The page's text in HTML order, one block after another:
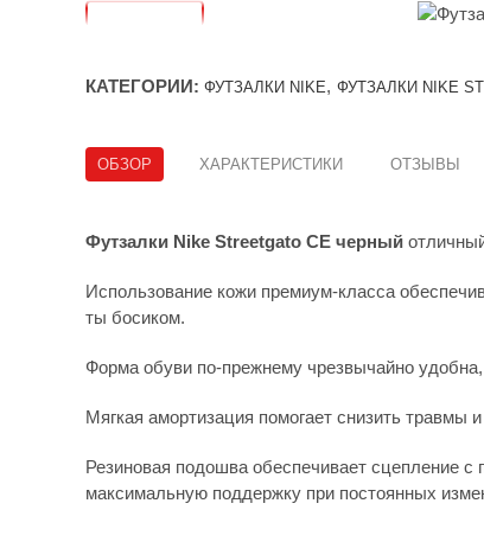
КАТЕГОРИИ: ФУТЗАЛКИ NIKE, ФУТЗАЛКИ NIKE
ОБЗОР ХАРАКТЕРИСТИКИ ОТЗЫВЫ
Футзалки Nike Streetgato CE черный
Использование кожи премиум-класса
ты босиком.
Форма обуви по-прежнему чрезвычайно
Мягкая амортизация помогает снизить травмы
Резиновая подошва обеспечивает сцепление
максимальную поддержку при постоянных